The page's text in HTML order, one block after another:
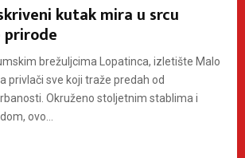
kutak mira u srcu
prirode
brežuljcima Lopatinca, izletište Malo
privlači sve koji traže predah od
Okruženo stoljetnim stablima i
ovo...